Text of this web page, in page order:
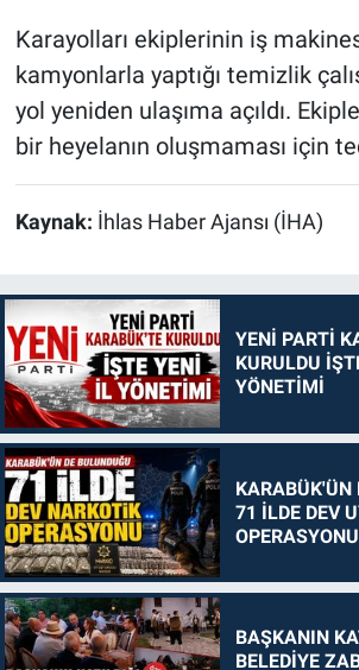
Karayolları ekiplerinin iş
kamyonlarla yaptığı temizlik
yol yeniden ulaşıma açıldı.
bir heyelanın oluşmaması için
Kaynak: İhlas Haber Ajansı (İHA)
YENİ PARTİ
KURULDU
YÖNETİMİ
KARABÜK'ÜN
71 İLDE DEV
OPERASYONU
BAŞKANIN
BELEDİYE